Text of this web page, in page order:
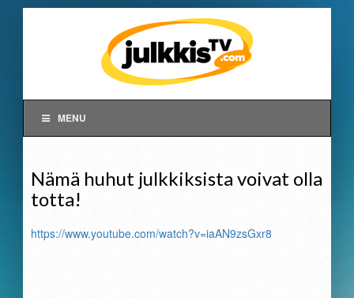
MENU
Nämä huhut julkkiksista voivat olla
totta!
https://www.youtube.com/watch?v=iaAN9zsGxr8